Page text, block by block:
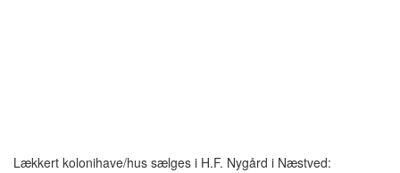
Lækkert kolonihave/hus sælges i H.F. Nygård i Næstved: